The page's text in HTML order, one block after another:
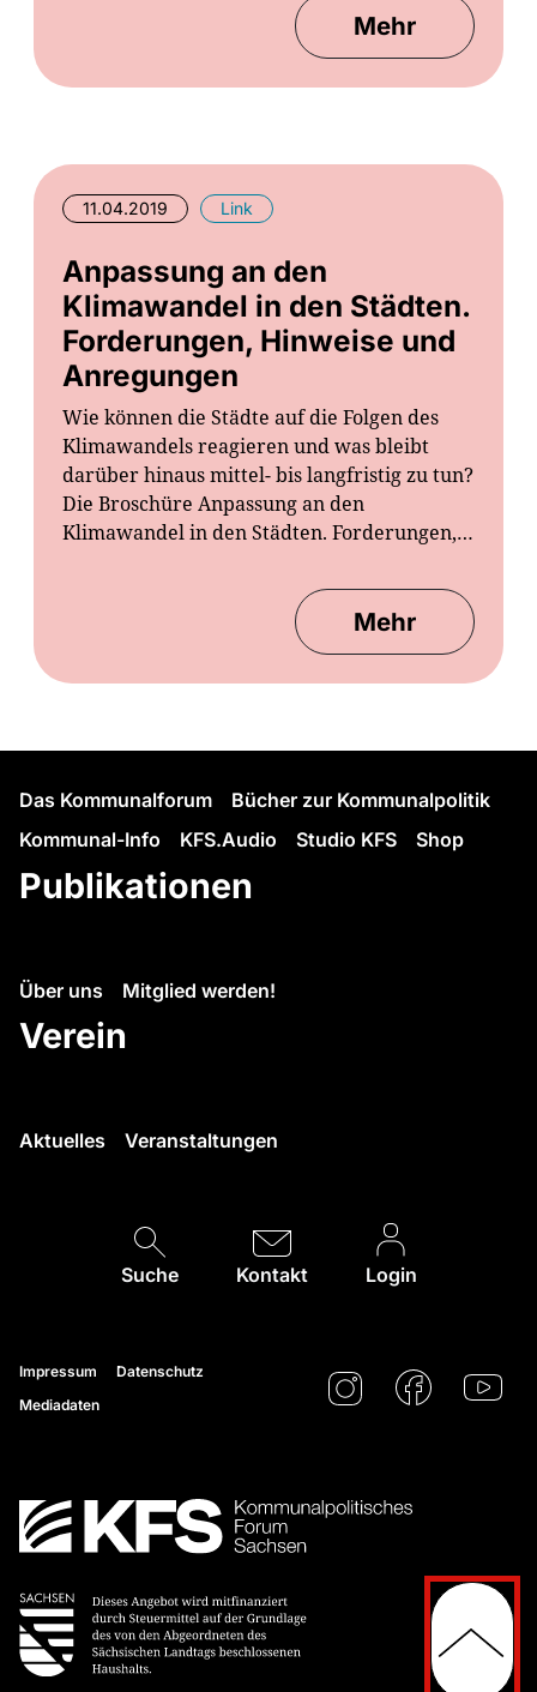
Mehr
11.04.2019 Link
Anpassung an den
Klimawandel in den Städten.
Forderungen, Hinweise und
Anregungen
Wie können die Städte auf die Folgen des
Klimawandels reagieren und was bleibt
darüber hinaus mittel- bis langfristig zu tun?
Die Broschüre Anpassung an den
Klimawandel in den Städten. Forderungen,…
Mehr
Das Kommunalforum
Bücher zur Kommunalpolitik
Kommunal-Info
KFS.Audio Studio KFS Shop
Publikationen
Über uns Mitglied werden!
Verein
Aktuelles Veranstaltungen
Suche Kontakt Login
Impressum
Datenschutz
Mediadaten